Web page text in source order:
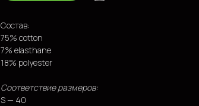
Состав:
75% cotton
7% elasthane
18% polyester
Соответствие размеров:
S — 40